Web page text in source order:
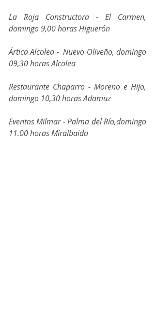
La Roja Constructora - El Carmen,
domingo 9,00 horas Higuerón
Ártica Alcolea -  Nuevo Oliveño, domingo
09,30 horas Alcolea
Restaurante Chaparro - Moreno e Hijo,
domingo 10,30 horas Adamuz
Eventos Milmar - Palma del Río,domingo
11.00 horas Miralbaida